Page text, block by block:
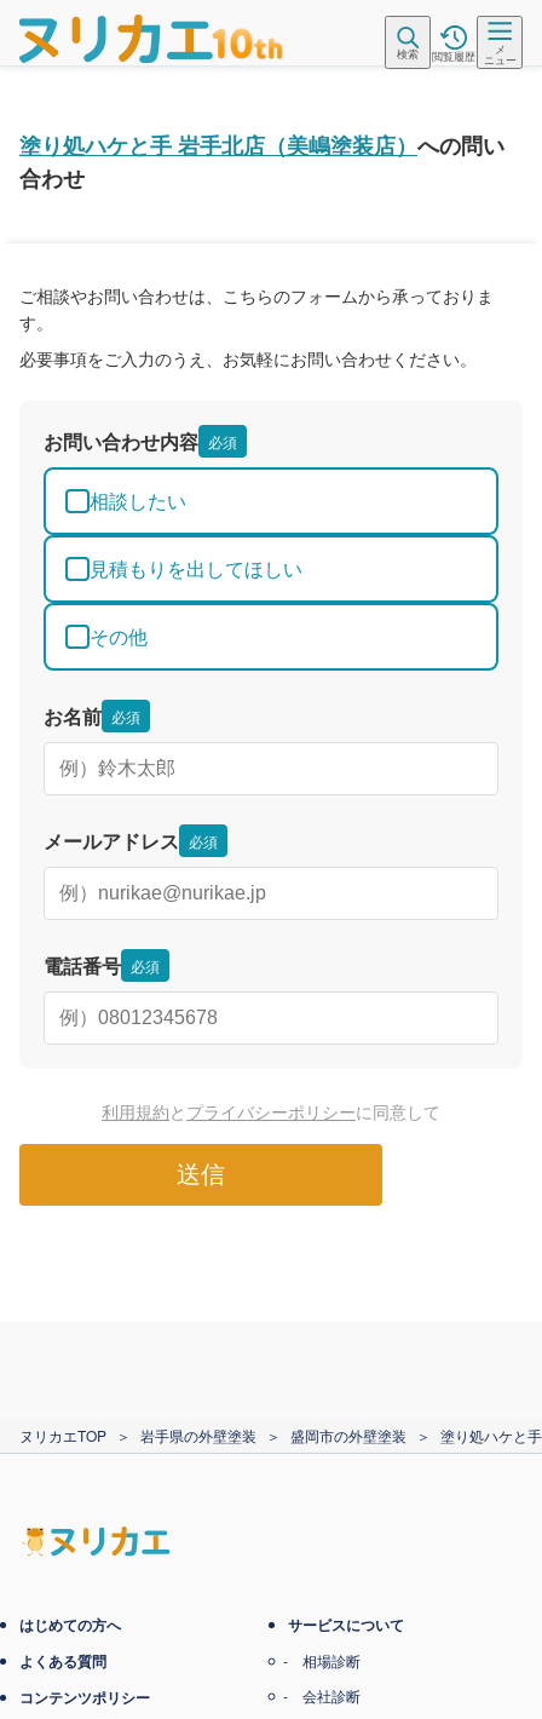
検索 閲覧履歴
メ
ニュー
塗り処ハケと手 岩手北店（美嶋塗装店） への問い
合わせ
ご相談やお問い合わせは、こちらのフォームから承っておりま
す。
必要事項をご入力のうえ、お気軽にお問い合わせください。
お問い合わせ内容 必須
相談したい
見積もりを出してほしい
その他
お名前 必須
メールアドレス 必須
電話番号 必須
利用規約と プライバシーポリシーに同意して
送信
ヌリカエTOP ＞ 岩手県の外壁塗装 ＞ 盛岡市の外壁塗装 ＞ 塗り処ハケと
はじめての方へ
よくある質問
コンテンツポリシー
サービスについて
相場診断
会社診断